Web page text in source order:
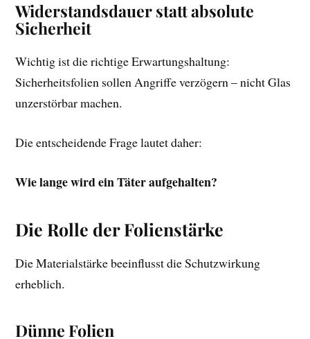
Widerstandsdauer statt absolute
Sicherheit
Wichtig ist die richtige Erwartungshaltung:
Sicherheitsfolien sollen Angriffe verzögern – nicht Glas
unzerstörbar machen.
Die entscheidende Frage lautet daher:
Wie lange wird ein Täter aufgehalten?
Die Rolle der Folienstärke
Die Materialstärke beeinflusst die Schutzwirkung
erheblich.
Dünne Folien